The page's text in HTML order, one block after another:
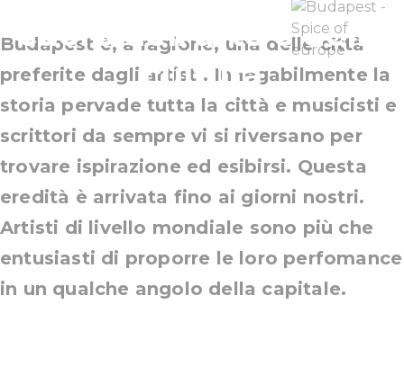
cuore dell’arte e della
cultura
Budapest è, a ragione, una delle città
preferite dagli artisti. Innegabilmente la
storia pervade tutta la città e musicisti e
scrittori da sempre vi si riversano per
trovare ispirazione ed esibirsi. Questa
eredità è arrivata fino ai giorni nostri.
Artisti di livello mondiale sono più che
entusiasti di proporre le loro perfomance
in un qualche angolo della capitale.